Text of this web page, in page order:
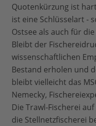
Quotenkürzung ist
ist eine Schlüsselart -
Ostsee als auch für
Bleibt der
wissenschaftlichen
Bestand erholen und
bleibt vielleicht das
Nemecky,
Die Trawl-Fischerei
die Stellnetzfischerei